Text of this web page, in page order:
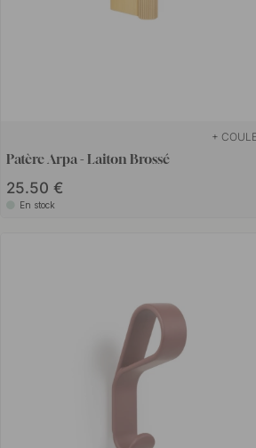
+
Patère Arpa - Laiton Brossé
25.50 €
En stock